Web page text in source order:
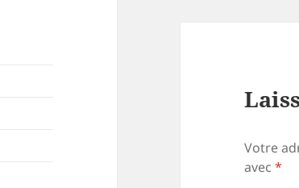
Votre
avec*